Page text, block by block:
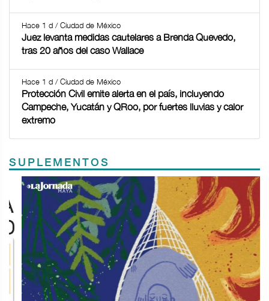
Hace 1 d / Ciudad de México
Juez levanta medidas cautelares a Brenda Quevedo,
tras 20 años del caso Wallace
Hace 1 d / Ciudad de México
Protección Civil emite alerta en el país, incluyendo
Campeche, Yucatán y QRoo, por fuertes lluvias y calor
extremo
SUPLEMENTOS